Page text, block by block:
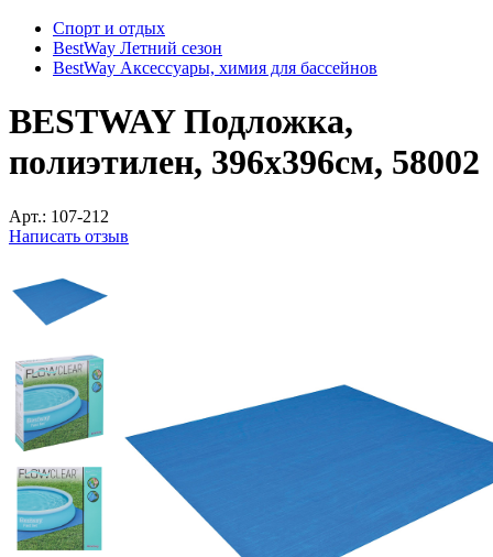
Спорт и отдых
BestWay Летний сезон
BestWay Аксессуары, химия для бассейнов
BESTWAY Подложка,
полиэтилен, 396х396см, 58002
Арт.: 107-212
Написать отзыв